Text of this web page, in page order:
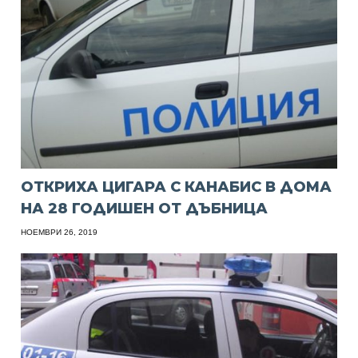
ОТКРИХА ЦИГАРА С КАНАБИС В ДОМА
НА 28 ГОДИШЕН ОТ ДЪБНИЦА
НОЕМВРИ 26, 2019